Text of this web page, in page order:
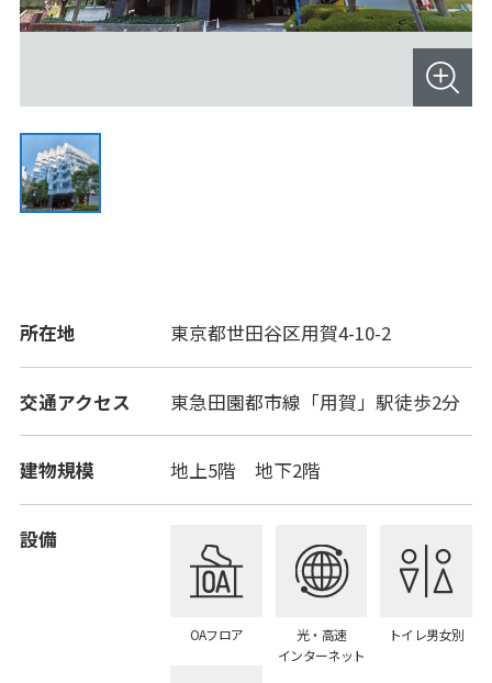
所在地 東京都世田谷区用賀4-10-2
交通アクセス 東急田園都市線「用賀」駅徒歩2分
建物規模 地上5階 地下2階
設備
OAフロア
光・高速
インターネット
トイレ男女別